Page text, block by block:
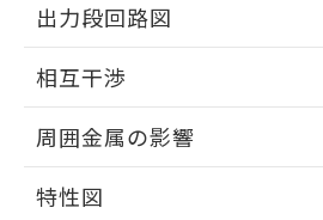
外形図
出力段回路図
出力段回路図
相互干渉
相互干渉
周囲金属の影響
特性図
物質の対応では、対応完了ま
荷製品に未対応品が混在す
欄に対応日を記載しておりま
していることから、特段のこ
り、2022年1月12日より割愛
す。